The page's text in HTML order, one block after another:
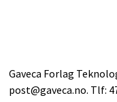
Gaveca Forlag
post@gaveca.no. Tlf: